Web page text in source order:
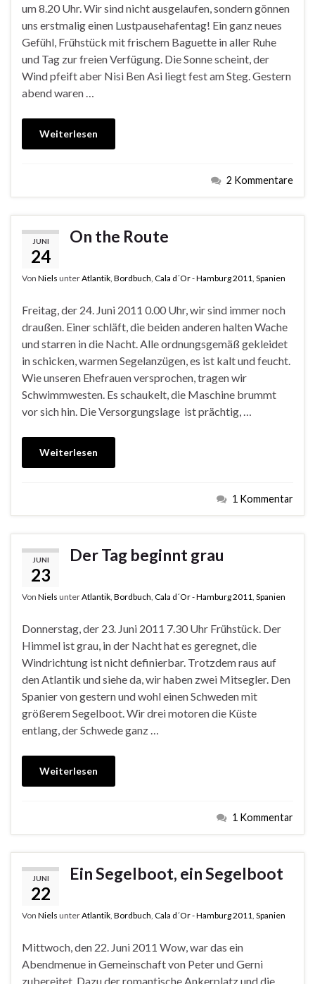
um 8.20 Uhr. Wir sind nicht ausgelaufen, sondern gönnen
uns erstmalig einen Lustpausehafentag! Ein ganz neues
Gefühl, Frühstück mit frischem Baguette in aller Ruhe
und Tag zur freien Verfügung. Die Sonne scheint, der
Wind pfeift aber Nisi Ben Asi liegt fest am Steg. Gestern
abend waren …
Weiterlesen
2 Kommentare
JUNI
24
On the Route
Von Niels unterAtlantik Bordbuch Cala d´Or - Hamburg 2011 Spanien
Freitag, der 24. Juni 2011 0.00 Uhr, wir sind immer noch
draußen. Einer schläft, die beiden anderen halten Wache
und starren in die Nacht. Alle ordnungsgemäß gekleidet
in schicken, warmen Segelanzügen, es ist kalt und feucht.
Wie unseren Ehefrauen versprochen, tragen wir
Schwimmwesten. Es schaukelt, die Maschine brummt
vor sich hin. Die Versorgungslage ist prächtig, …
Weiterlesen
1 Kommentar
JUNI
23
Der Tag beginnt grau
Von Niels unterAtlantik Bordbuch Cala d´Or - Hamburg 2011 Spanien
Donnerstag, der 23. Juni 2011 7.30 Uhr Frühstück. Der
Himmel ist grau, in der Nacht hat es geregnet, die
Windrichtung ist nicht definierbar. Trotzdem raus auf
den Atlantik und siehe da, wir haben zwei Mitsegler. Den
Spanier von gestern und wohl einen Schweden mit
größerem Segelboot. Wir drei motoren die Küste
entlang, der Schwede ganz …
Weiterlesen
1 Kommentar
JUNI
22
Ein Segelboot, ein Segelboot
Von Niels unterAtlantik Bordbuch Cala d´Or - Hamburg 2011 Spanien
Mittwoch, den 22. Juni 2011 Wow, war das ein
Abendmenue in Gemeinschaft von Peter und Gerni
zubereitet. Dazu der romantische Ankerplatz und die